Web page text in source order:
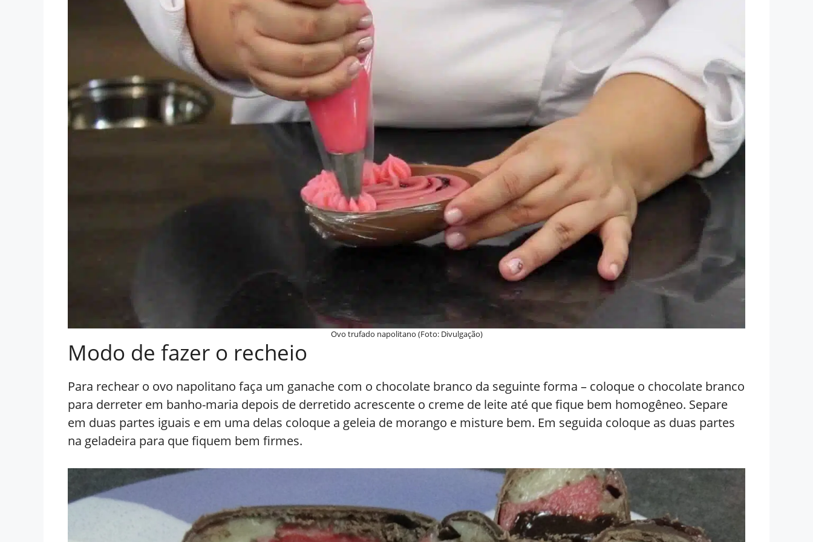
Ovo trufado napolitano (Foto: Divulgação)
Modo de fazer o recheio
Para rechear o ovo napolitano faça um ganache com o chocolate branco da seguinte forma – coloque o chocolate branco
para derreter em banho-maria depois de derretido acrescente o creme de leite até que fique bem homogêneo. Separe
em duas partes iguais e em uma delas coloque a geleia de morango e misture bem. Em seguida coloque as duas partes
na geladeira para que fiquem bem firmes.